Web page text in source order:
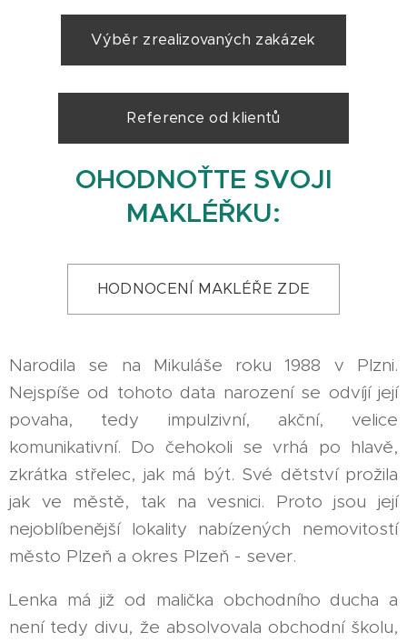
Výběr zrealizovaných zakázek
Reference od klientů
OHODNOŤTE SVOJI
MAKLÉŘKU:
HODNOCENÍ MAKLÉŘE ZDE
Narodila se na Mikuláše roku 1988 v Plzni.
Nejspíše od tohoto data narození se odvíjí její
povaha, tedy impulzivní, akční, velice
komunikativní. Do čehokoli se vrhá po hlavě,
zkrátka střelec, jak má být. Své dětství prožila
jak ve městě, tak na vesnici. Proto jsou její
nejoblíbenější lokality nabízených nemovitostí
město Plzeň a okres Plzeň - sever.
Lenka má již od malička obchodního ducha a
není tedy divu, že absolvovala obchodní školu,